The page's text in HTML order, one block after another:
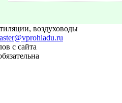
воздуховоды
с сайта